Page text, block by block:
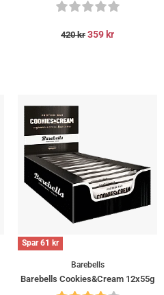
420kr 359kr
Spar61 kr
Barebells
Barebells Cookies&Cream 12x55g